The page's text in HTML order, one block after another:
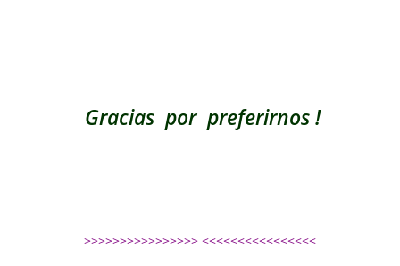
Gracias por preferirnos !
>>>>>>>>>>>>>>>> <<<<<<<<<<<<<<<<